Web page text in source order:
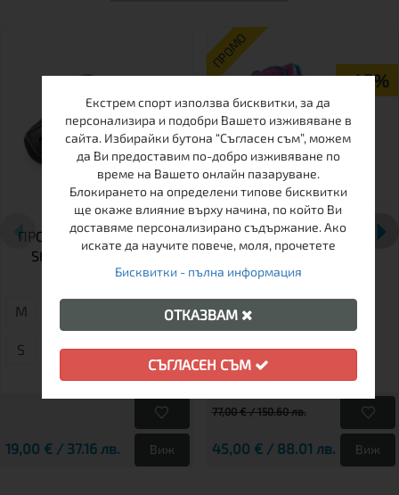
ПРОТЕКТОРИ ЗА КИТКА
SFR DOUBLE SPLINT
WRIST GUARDS
М
S
19,00 € / 37.16 лв. Виж
ПРОМО
-42%
РОЛКОВИ КЪНКИ SFR
VISION II PINK
39.5
77,00 € / 150.60 лв.
45,00 € / 88.01 лв. Виж
Екстрем спорт използва бисквитки, за да
персонализира и подобри Вашето изживяване в
сайта. Избирайки бутона “Съгласен съм”, можем
да Ви предоставим по-добро изживяване по
време на Вашето онлайн пазаруване.
Блокирането на определени типове бисквитки
ще окаже влияние върху начина, по който Ви
доставяме персонализирано съдържание. Ако
искате да научите повече, моля, прочетете
Бисквитки - пълна информация
ОТКАЗВАМ
СЪГЛАСЕН СЪМ